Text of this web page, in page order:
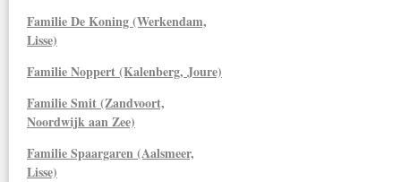
Familie De Koning (Werkendam,
Lisse)
Familie Noppert (Kalenberg, Joure)
Familie Smit (Zandvoort,
Noordwijk aan Zee)
Familie Spaargaren (Aalsmeer,
Lisse)